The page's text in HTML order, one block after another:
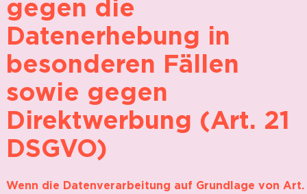
gegen die
Datenerhebung in
besonderen Fällen
sowie gegen
Direktwerbung (Art. 21
DSGVO)
Wenn die Datenverarbeitung auf Grundlage von Art.